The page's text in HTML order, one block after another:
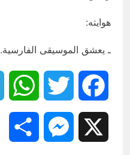
هوايته:
ـ يعشق الموسيقى
Facebook
Twitter
Messenger